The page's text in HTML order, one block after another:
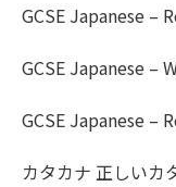
GCSE Japanese –
GCSE Japanese –
GCSE Japanese –
カタカナ 正しいカ